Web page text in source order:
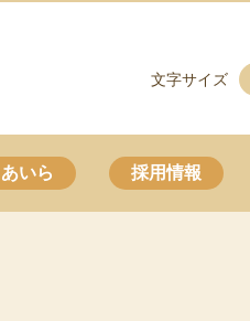
いら 採用情報
文字サイズ